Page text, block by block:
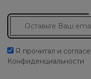
Я прочитал и
Конфиденциальности